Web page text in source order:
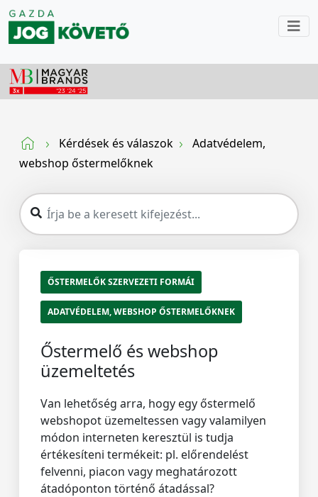
Kérdések és válaszok
Adatvédelem,
webshop őstermelőknek
ŐSTERMELŐK SZERVEZETI FORMÁI
ADATVÉDELEM, WEBSHOP ŐSTERMELŐKNEK
Őstermelő és webshop
üzemeltetés
Van lehetőség arra, hogy egy őstermelő
webshopot üzemeltessen vagy valamilyen
módon interneten keresztül is tudja
értékesíteni termékeit: pl. előrendelést
felvenni, piacon vagy meghatározott
átadóponton történő átadással?